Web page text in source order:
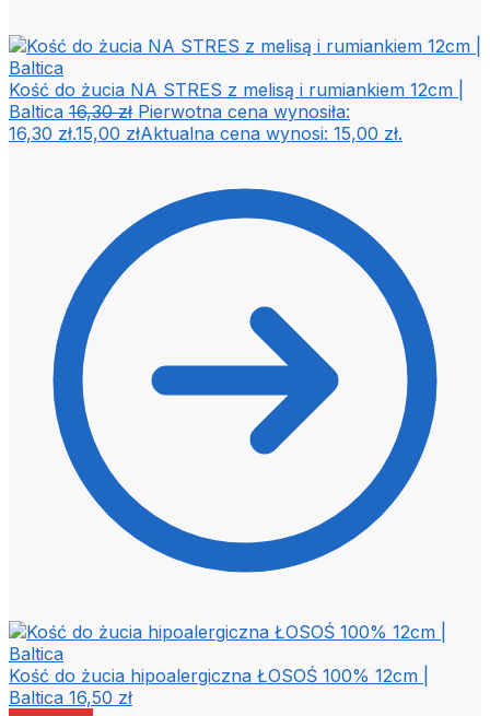
Kość do żucia NA STRES z melisą i rumiankiem 12cm |
Baltica 16,30zł Pierwotna cena wynosiła:
16,30 zł.15,00 złAktualna cena wynosi: 15,00 zł.
Kość do żucia hipoalergiczna ŁOSOŚ 100% 12cm |
Baltica 16,50 zł